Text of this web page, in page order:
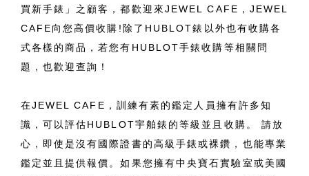
買新手錶」之顧客，都歡迎來JEWEL CAFE，JEWEL
CAFE向您高價收購!除了HUBLOT錶以外也有收購各
式各樣的商品，若您有HUBLOT手錶收購等相關問
題，也歡迎查詢！
在JEWEL CAFE，訓練有素的鑑定人員擁有許多知
識，可以評估HUBLOT宇舶錶的等級並且收購。 請放
心，即使是沒有國際證書的高級手錶或裸鑽，也能專業
鑑定並且提供報價。如果您擁有中央寶石實驗室或美國